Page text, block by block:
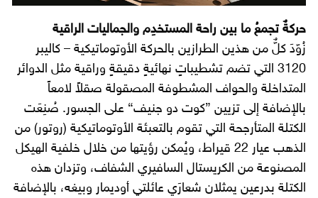
حركةٌ تجمعُ ما بين راحة المستخدِم والجماليات الراقية
زُوّدَ كلٌّ من هذين الطرازين بالحركة الأوتوماتيكية – كاليبر
3120 التي تضم تشطيباتٍ نهائيةٍ دقيقةٍ وراقية مثل الدوائر
المتداخلة والحواف المشطوفة المصقولة صقلاً لامعاً
بالإضافة إلى تزيين ”كوت دو جنيف“ على الجسور. صُنِعَت
الكتلة المتأرجحة التي تقوم بالتعبئة الأوتوماتيكية (روتور) من
الذهب عيار 22 قيراط، ويُمكن رؤيتها من خلال خلفية الهيكل
المصنوعة من الكريستال السافيري الشفاف، وتزدان هذه
الكتلة بدرعين يمثلان شعارَي عائلتي أوديمار وبيغه، بالإضافة